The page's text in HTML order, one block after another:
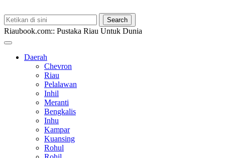
Riaubook.com:: Pustaka Riau Untuk Dunia
Daerah
Chevron
Riau
Pelalawan
Inhil
Meranti
Bengkalis
Inhu
Kampar
Kuansing
Rohul